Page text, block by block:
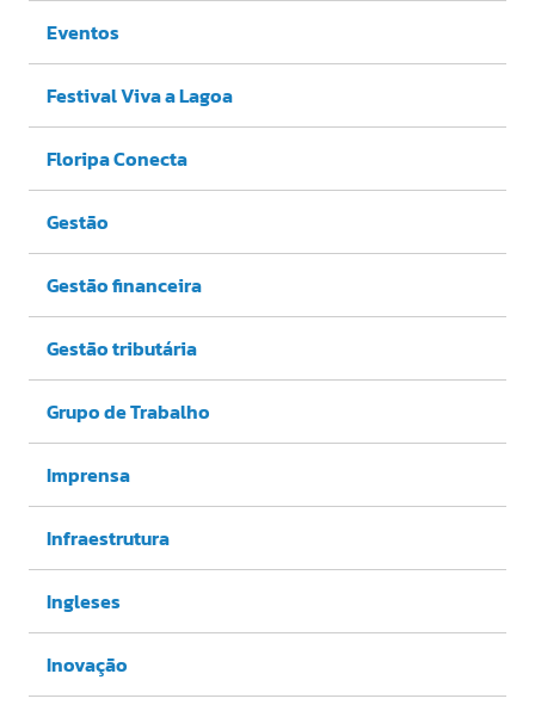
Eventos
Festival Viva a Lagoa
Floripa Conecta
Gestão
Gestão financeira
Gestão tributária
Grupo de Trabalho
Imprensa
Infraestrutura
Ingleses
Inovação